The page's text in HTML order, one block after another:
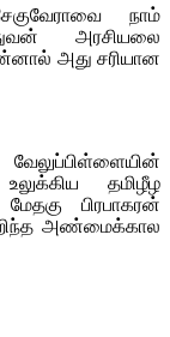
நாம்
அரசியலை
அது சரியான
தமிழீழ
பிரபாகரன்
அண்மைக்கால